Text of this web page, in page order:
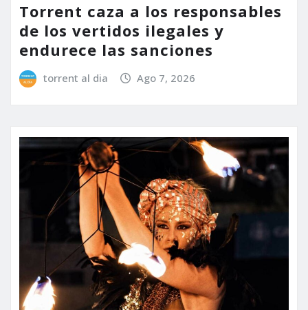
Torrent caza a los responsables
de los vertidos ilegales y
endurece las sanciones
torrent al dia Ago 7, 2026